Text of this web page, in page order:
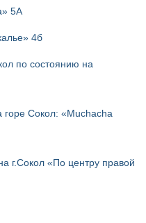
5А
4б
по состоянию на
Сокол: «Muchacha
г.Сокол «По центру правой